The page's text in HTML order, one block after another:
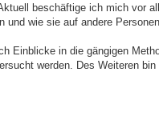
beschäftige ich mich vor
und wie sie auf andere
Einblicke in die gängigen
werden. Des Weiteren